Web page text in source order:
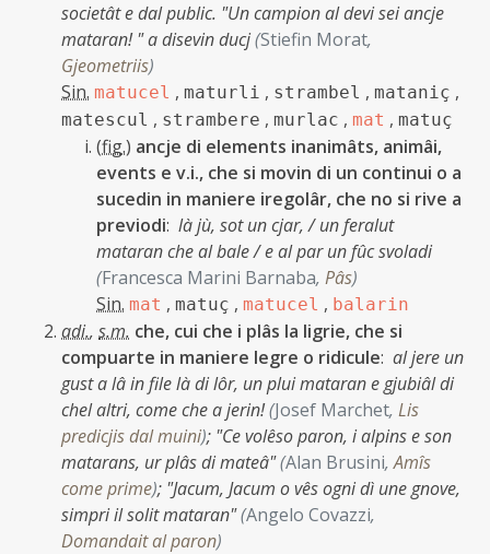
societât e dal public. "Un campion al devi sei ancje
mataran! " a disevin ducj(Stiefin Morat,
Gjeometriis)
Sin. matucel , maturli , strambel , mataniç ,
matescul , strambere , murlac , mat , matuç
(fig.) ancje di elements inanimâts, animâi,
events e v.i., che si movin di un continui o a
sucedin in maniere iregolâr, che no si rive a
previodi: là jù, sot un cjar, / un feralut
mataran che al bale / e al par un fûc svoladi
(Francesca Marini Barnaba, Pâs)
Sin. mat , matuç , matucel , balarin
adi., s.m. che, cui che i plâs la ligrie, che si
compuarte in maniere legre o ridicule: al jere un
gust a lâ in file là di lôr, un plui mataran e gjubiâl di
chel altri, come che a jerin!(Josef Marchet, Lis
predicjis dal muini); "Ce volêso paron, i alpins e son
matarans, ur plâs di mateâ"(Alan Brusini,Amîs
come prime); "Jacum, Jacum o vês ogni dì une gnove,
simpri il solit mataran"(Angelo Covazzi,
Domandait al paron)